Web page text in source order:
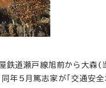
道瀬戸線旭前から大森(
年5月篤志家が「交通安全